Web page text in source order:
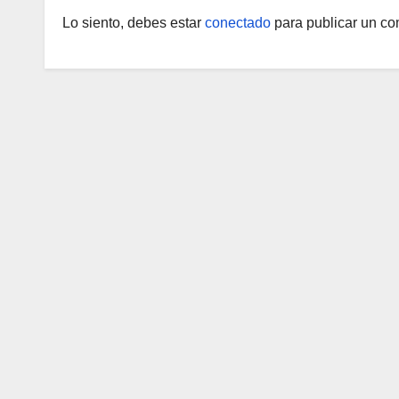
Lo siento, debes estar conectado para publicar un